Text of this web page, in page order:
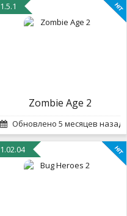
1.5.1
Zombie Age 2
Обновлено 5 месяцев назад
1.02.04